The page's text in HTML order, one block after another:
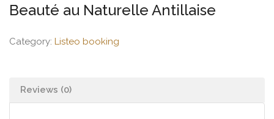
Beauté au Naturelle Antillaise
Category: Listeo booking
Reviews (0)